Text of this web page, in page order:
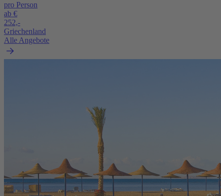
pro Person
ab €
252,-
Griechenland
Alle Angebote